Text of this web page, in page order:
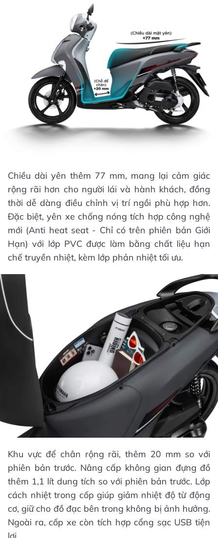
Chiều dài yên thêm 77 mm, mang lại cảm giác
rộng rãi hơn cho người lái và hành khách, đồng
thời dễ dàng điều chỉnh vị trí ngồi phù hợp hơn.
Đặc biệt, yên xe chống nóng tích hợp công nghệ
mới (Anti heat seat - Chỉ có trên phiên bản Giới
Hạn) với lớp PVC được làm bằng chất liệu hạn
chế truyền nhiệt, kèm lớp phản nhiệt tối ưu.
Khu vực để chân rộng rãi, thêm 20 mm so với
phiên bản trước. Nâng cấp không gian đựng đồ
thêm 1,1 lít dung tích so với phiên bản trước. Lớp
cách nhiệt trong cốp giúp giảm nhiệt độ từ động
cơ, giữ cho đồ đạc bên trong không bị ảnh hưởng.
Ngoài ra, cốp xe còn tích hợp cổng sạc USB tiện
lợi.